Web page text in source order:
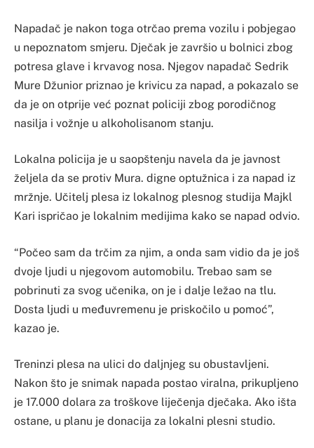
Napadač je nakon toga otrčao prema vozilu i pobjegao
u nepoznatom smjeru. Dječak je završio u bolnici zbog
potresa glave i krvavog nosa. Njegov napadač Sedrik
Mure Džunior priznao je krivicu za napad, a pokazalo se
da je on otprije već poznat policiji zbog porodičnog
nasilja i vožnje u alkoholisanom stanju.
Lokalna policija je u saopštenju navela da je javnost
željela da se protiv Mura. digne optužnica i za napad iz
mržnje. Učitelj plesa iz lokalnog plesnog studija Majkl
Kari ispričao je lokalnim medijima kako se napad odvio.
“Počeo sam da trčim za njim, a onda sam vidio da je još
dvoje ljudi u njegovom automobilu. Trebao sam se
pobrinuti za svog učenika, on je i dalje ležao na tlu.
Dosta ljudi u međuvremenu je priskočilo u pomoć”,
kazao je.
Treninzi plesa na ulici do daljnjeg su obustavljeni.
Nakon što je snimak napada postao viralna, prikupljeno
je 17.000 dolara za troškove liječenja dječaka. Ako išta
ostane, u planu je donacija za lokalni plesni studio.